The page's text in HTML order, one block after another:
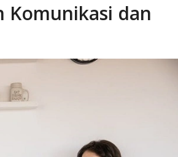
Komunikasi dan